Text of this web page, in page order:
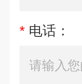
* 电话：